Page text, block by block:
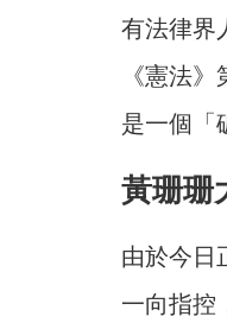
有法律界
《憲法
是一個「
黃珊珊
由於今日
一向指控